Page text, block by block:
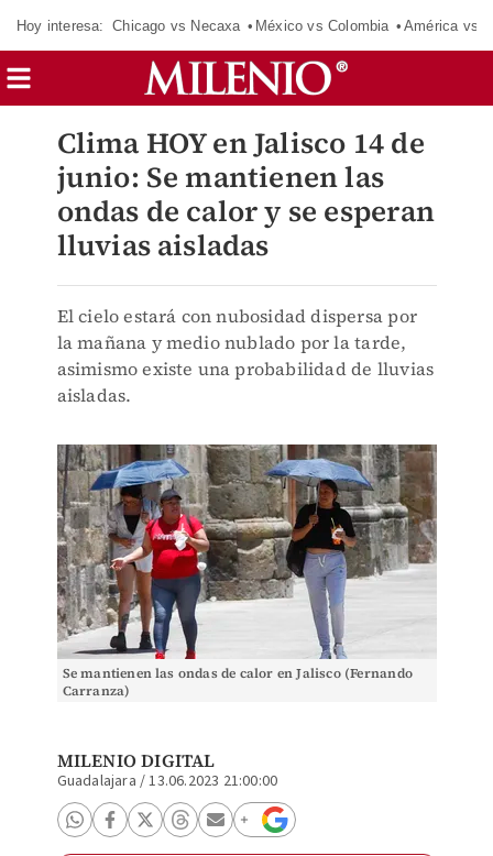
Hoy interesa: Chicago vs Necaxa México vs Colombia América vs
Clima HOY en Jalisco 14 de
junio: Se mantienen las
ondas de calor y se esperan
lluvias aisladas
El cielo estará con nubosidad dispersa por
la mañana y medio nublado por la tarde,
asimismo existe una probabilidad de lluvias
aisladas.
Se mantienen las ondas de calor en Jalisco (Fernando
Carranza)
MILENIO DIGITAL
Guadalajara /13.06.2023 21:00:00